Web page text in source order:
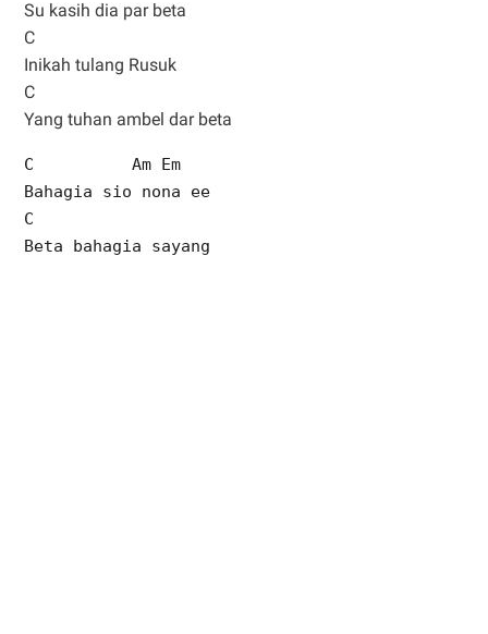
Su kasih dia par beta
C
Inikah tulang Rusuk
C
Yang tuhan ambel dar beta
C Am Em
Bahagia sio nona ee
C
Beta bahagia sayang